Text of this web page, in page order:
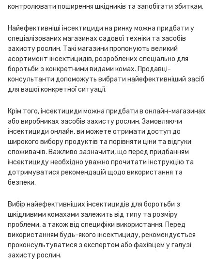
контролювати поширення шкідників та запобігати збиткам.
Найефективніші інсектициди на ринку можна придбати у
спеціалізованих магазинах садової техніки та засобів
захисту рослин. Такі магазини пропонують великий
асортимент інсектицидів, розроблених спеціально для
боротьби з конкретними видами комах. Продавці-
консультанти допоможуть вибрати найефективніший засіб
для вашої конкретної ситуації.
Крім того, інсектициди можна придбати в онлайн-магазинах
або виробниках засобів захисту рослин. Замовляючи
інсектициди онлайн, ви можете отримати доступ до
широкого вибору продуктів та порівняти ціни та відгуки
споживачів. Важливо зазначити, що перед придбанням
інсектициду необхідно уважно прочитати інструкцію та
дотримуватися рекомендацій щодо використання та
безпеки.
Вибір найефективніших інсектицидів для боротьби з
шкідливими комахами залежить від типу та розміру
проблеми, а також від специфіки використання. Перед
використанням будь-якого інсектициду, рекомендується
проконсультуватися з експертом або фахівцем у галузі
захисту рослин.